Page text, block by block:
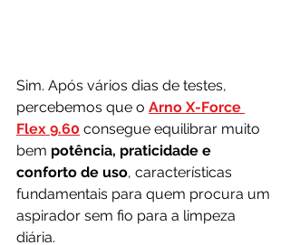
Sim. Após vários dias de testes,
percebemos que o Arno X-Force
Flex 9.60 consegue equilibrar muito
bem potência, praticidade e
conforto de uso, características
fundamentais para quem procura um
aspirador sem fio para a limpeza
diária.